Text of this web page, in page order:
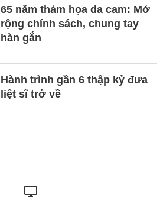
65 năm thảm họa da cam: Mở
rộng chính sách, chung tay
hàn gắn
Hành trình gần 6 thập kỷ đưa
liệt sĩ trở về